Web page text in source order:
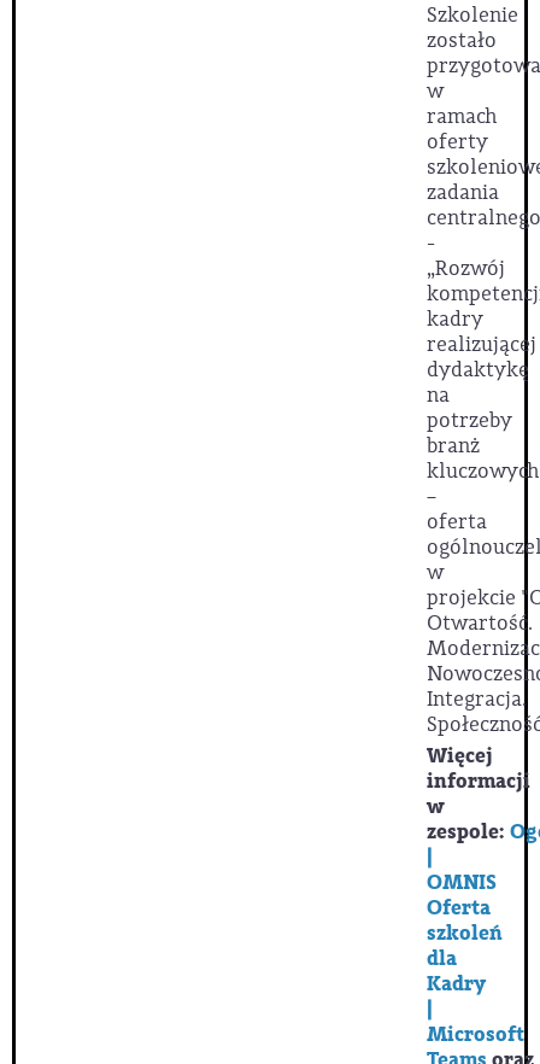
Szkolenie
zostało
w
ramach
oferty
zadania
-
„Rozwój
kadry
realizującej
dydaktykę
na
potrzeby
branż
–
oferta
w
projekcie
Otwartość.
Integracja.
Więcej
informacji
w
zespole:
|
OMNIS
Oferta
szkoleń
dla
Kadry
|
Microsoft